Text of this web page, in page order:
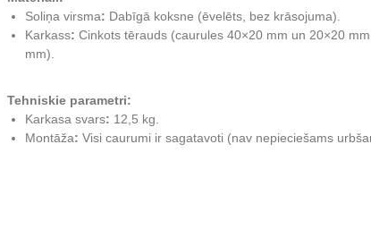
Soliņa virsma: Dabīgā koksne (ēvelēts, bez krāsojuma).
Karkass: Cinkots tērauds (caurules 40×20 mm un 20×20
mm).
Tehniskie parametri:
Karkasa svars: 12,5 kg.
Montāža: Visi caurumi ir sagatavoti (nav nepieciešams